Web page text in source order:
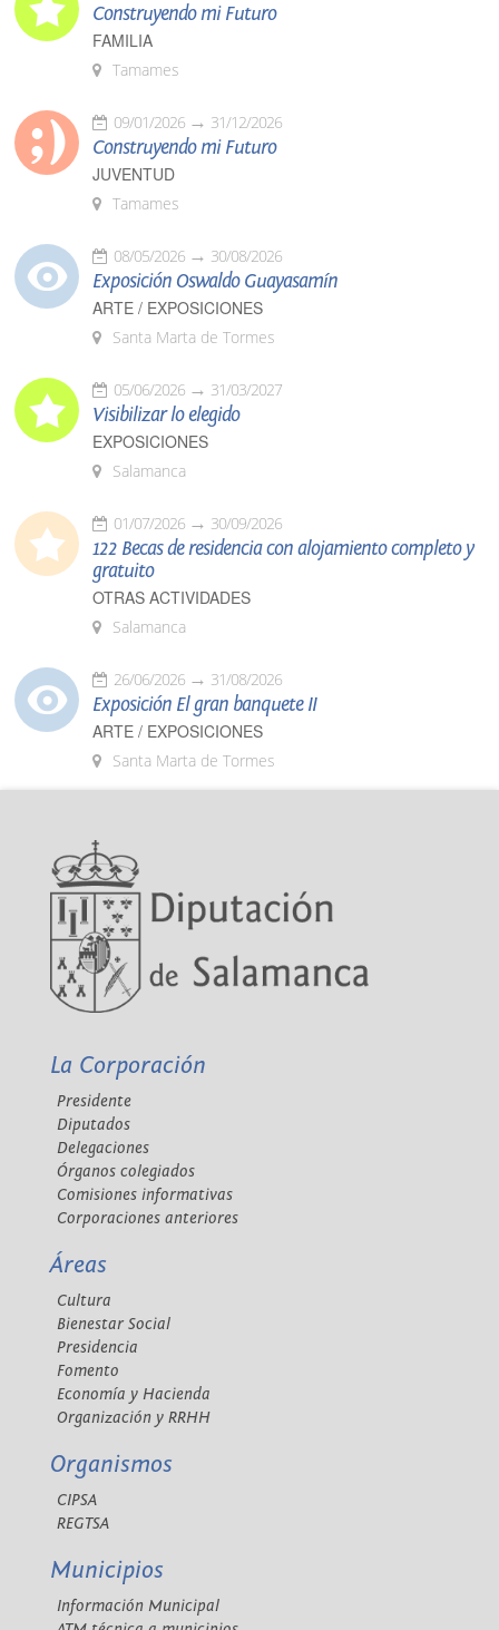
Construyendo mi Futuro
FAMILIA
Tamames
09/01/2026 31/12/2026
Construyendo mi Futuro
JUVENTUD
Tamames
08/05/2026 30/08/2026
Exposición Oswaldo Guayasamín
ARTE / EXPOSICIONES
Santa Marta de Tormes
05/06/2026 31/03/2027
Visibilizar lo elegido
EXPOSICIONES
Salamanca
01/07/2026 30/09/2026
122 Becas de residencia con alojamiento completo y
gratuito
OTRAS ACTIVIDADES
Salamanca
26/06/2026 31/08/2026
Exposición El gran banquete II
ARTE / EXPOSICIONES
Santa Marta de Tormes
La Corporación
Presidente
Diputados
Delegaciones
Órganos colegiados
Comisiones informativas
Corporaciones anteriores
Áreas
Cultura
Bienestar Social
Presidencia
Fomento
Economía y Hacienda
Organización y RRHH
Organismos
CIPSA
REGTSA
Municipios
Información Municipal